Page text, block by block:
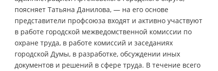
поясняет Татьяна Данилова, — на его основе
представители профсоюза входят и активно участвуют
в работе городской межведомственной комиссии по
охране труда, в работе комиссий и заседаниях
городской Думы, в разработке, обсуждении иных
документов и решений в сфере труда. В течение всего